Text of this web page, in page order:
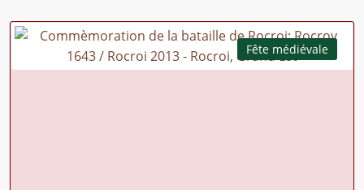
Fête médiévale